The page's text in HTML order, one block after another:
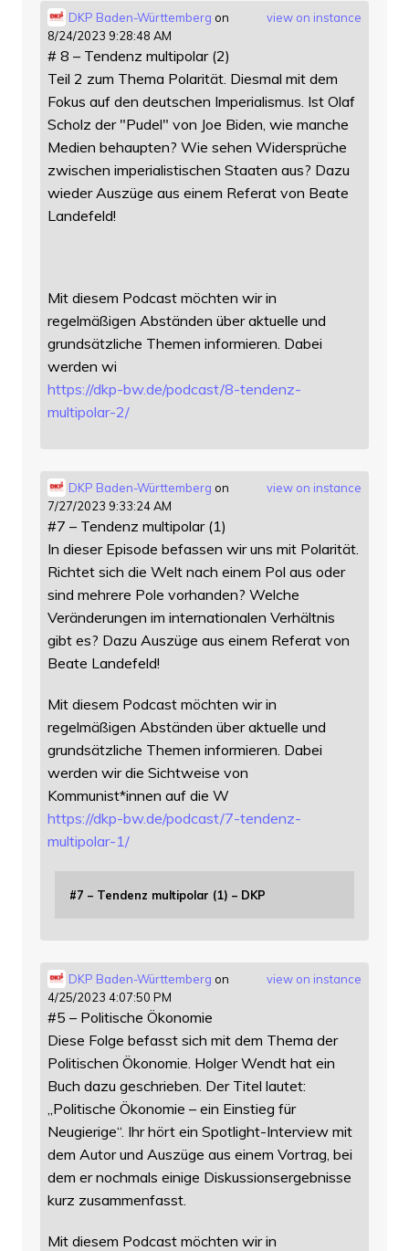
view on instance
DKP Baden-Württemberg on
8/24/2023 9:28:48 AM
# 8 – Tendenz multipolar (2)
Teil 2 zum Thema Polarität. Diesmal mit dem
Fokus auf den deutschen Imperialismus. Ist Olaf
Scholz der "Pudel" von Joe Biden, wie manche
Medien behaupten? Wie sehen Widersprüche
zwischen imperialistischen Staaten aus? Dazu
wieder Auszüge aus einem Referat von Beate
Landefeld!
Mit diesem Podcast möchten wir in
regelmäßigen Abständen über aktuelle und
grundsätzliche Themen informieren. Dabei
werden wi
https://dkp-bw.de/podcast/8-tendenz-
multipolar-2/
view on instance
DKP Baden-Württemberg on
7/27/2023 9:33:24 AM
#7 – Tendenz multipolar (1)
In dieser Episode befassen wir uns mit Polarität.
Richtet sich die Welt nach einem Pol aus oder
sind mehrere Pole vorhanden? Welche
Veränderungen im internationalen Verhältnis
gibt es? Dazu Auszüge aus einem Referat von
Beate Landefeld!
Mit diesem Podcast möchten wir in
regelmäßigen Abständen über aktuelle und
grundsätzliche Themen informieren. Dabei
werden wir die Sichtweise von
Kommunist*innen auf die W
https://dkp-bw.de/podcast/7-tendenz-
multipolar-1/
#7 – Tendenz multipolar (1) – DKP
view on instance
DKP Baden-Württemberg on
4/25/2023 4:07:50 PM
#5 – Politische Ökonomie
Diese Folge befasst sich mit dem Thema der
Politischen Ökonomie. Holger Wendt hat ein
Buch dazu geschrieben. Der Titel lautet:
„Politische Ökonomie – ein Einstieg für
Neugierige“. Ihr hört ein Spotlight-Interview mit
dem Autor und Auszüge aus einem Vortrag, bei
dem er nochmals einige Diskussionsergebnisse
kurz zusammenfasst.
Mit diesem Podcast möchten wir in